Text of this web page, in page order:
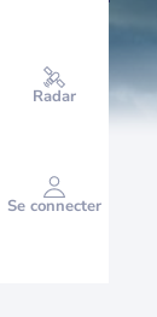
Radar
Se connecter